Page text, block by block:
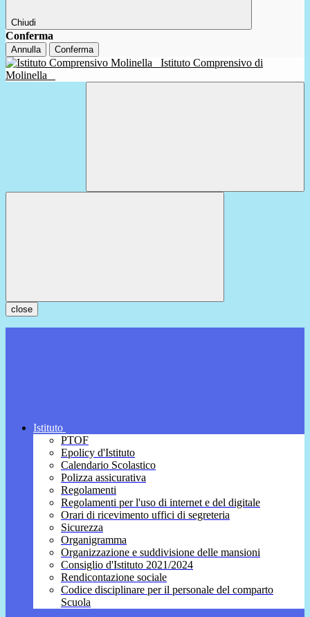
Chiudi
Conferma
Annulla Conferma
Istituto Comprensivo di
Molinella
close
Istituto
PTOF
Epolicy d'Istituto
Calendario Scolastico
Polizza assicurativa
Regolamenti
Regolamenti per l'uso di internet e del digitale
Orari di ricevimento uffici di segreteria
Sicurezza
Organigramma
Organizzazione e suddivisione delle mansioni
Consiglio d'Istituto 2021/2024
Rendicontazione sociale
Codice disciplinare per il personale del comparto
Scuola